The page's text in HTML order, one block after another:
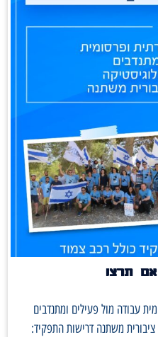
תרצו
עבודה מול פעילים ומתנדבים
משתנה דרישות התפקיד: